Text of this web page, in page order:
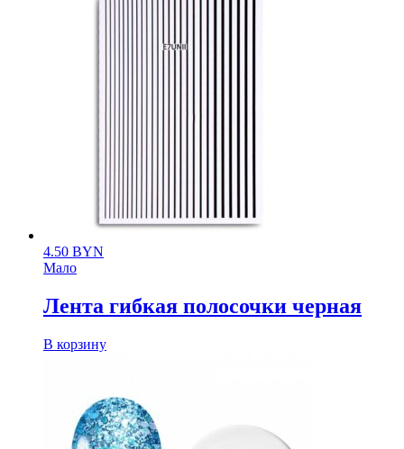
4.50 BYN
Мало
Лента гибкая полосочки черная
В корзину